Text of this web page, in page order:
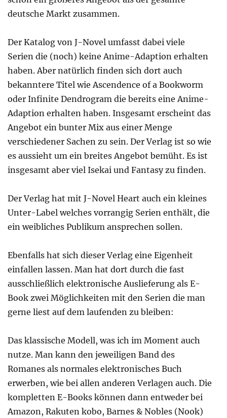
deutsche Markt zusammen.
Der Katalog von J-Novel umfasst dabei viele
Serien die (noch) keine Anime-Adaption erhalten
haben. Aber natürlich finden sich dort auch
bekanntere Titel wie Ascendence of a Bookworm
oder Infinite Dendrogram die bereits eine Anime-
Adaption erhalten haben. Insgesamt erscheint das
Angebot ein bunter Mix aus einer Menge
verschiedener Sachen zu sein. Der Verlag ist so wie
es aussieht um ein breites Angebot bemüht. Es ist
insgesamt aber viel Isekai und Fantasy zu finden.
Der Verlag hat mit J-Novel Heart auch ein kleines
Unter-Label welches vorrangig Serien enthält, die
ein weibliches Publikum ansprechen sollen.
Ebenfalls hat sich dieser Verlag eine Eigenheit
einfallen lassen. Man hat dort durch die fast
ausschließlich elektronische Auslieferung als E-
Book zwei Möglichkeiten mit den Serien die man
gerne liest auf dem laufenden zu bleiben:
Das klassische Modell, was ich im Moment auch
nutze. Man kann den jeweiligen Band des
Romanes als normales elektronisches Buch
erwerben, wie bei allen anderen Verlagen auch. Die
kompletten E-Books können dann entweder bei
Amazon, Rakuten kobo, Barnes & Nobles (Nook)